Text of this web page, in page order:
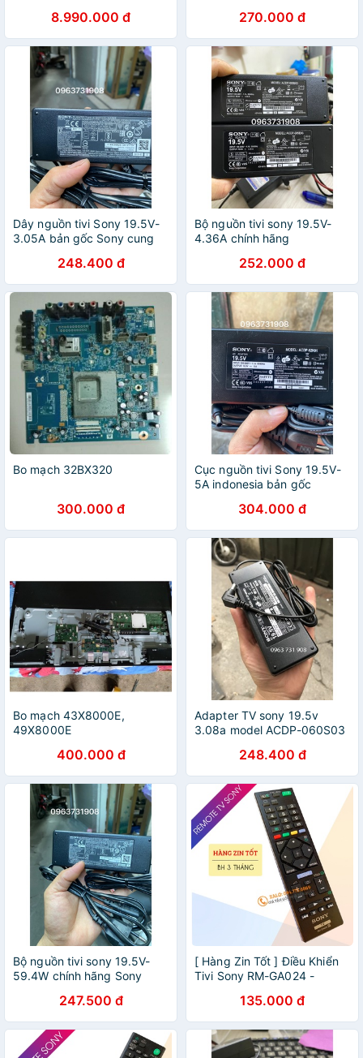
8.990.000 đ 270.000 đ
Dây nguồn tivi Sony 19.5V-
3.05A bản gốc Sony cung
248.400 đ
Bộ nguồn tivi sony 19.5V-
4.36A chính hãng
252.000 đ
Bo mạch 32BX320
300.000 đ
Cục nguồn tivi Sony 19.5V-
5A indonesia bản gốc
304.000 đ
Bo mạch 43X8000E,
49X8000E
400.000 đ
Adapter TV sony 19.5v
3.08a model ACDP-060S03
248.400 đ
Bộ nguồn tivi sony 19.5V-
59.4W chính hãng Sony
247.500 đ
[ Hàng Zin Tốt ] Điều Khiển
Tivi Sony RM-GA024 -
Thích Tất Cả Các Tivi LCD -
LED - Loại Ngắn
135.000 đ